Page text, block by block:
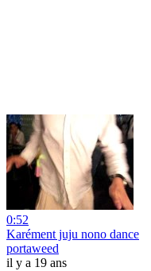
0:52
Karément juju nono dance
portaweed
il y a 19 ans